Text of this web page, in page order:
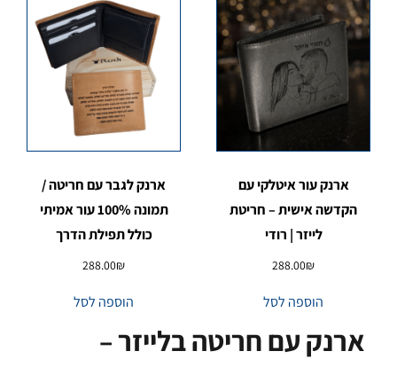
ארנק עור איטלקי עם
הקדשה אישית – חריטת
לייזר | רודי
288.00₪
הוספה לסל
ארנק לגבר עם חריטה /
תמונה 100% עור אמיתי
כולל תפילת הדרך
288.00₪
הוספה לסל
ארנק עם חריטה בלייזר –